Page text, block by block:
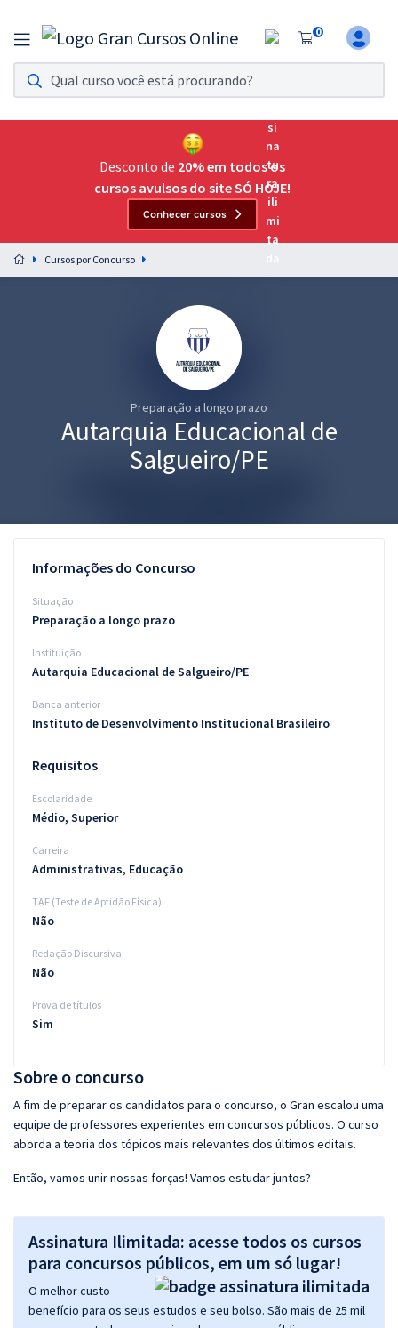
0
Assinatura Ilimitada 11
Acesso a todos os cursos. Teste grátis por 7 dias!
Assinatura OAB Até Passar
Acesso ilimitado a toda preparação para o Exame da
Preparação completa e intensiva para as principais
residências em saúde do Brasil
Conteúdo gratuito
Blog
Desconto de 20% em todos os
cursos avulsos do site SÓ HOJE!
Conhecer cursos
Cursos por Concurso
Preparação a longo prazo
Autarquia Educacional de
Salgueiro/PE
Sobre o concurso
A fim de preparar os candidatos para o concurso, o Gran escalou uma
equipe de professores experientes em concursos públicos. O curso
aborda a teoria dos tópicos mais relevantes dos últimos editais.
Então, vamos unir nossas forças! Vamos estudar juntos?
Assinatura Ilimitada: acesse todos os cursos
para concursos públicos, em um só lugar!
O melhor custo
benefício para os seus estudos e seu bolso. São mais de 25 mil
Informações do Concurso
Situação
Preparação a longo prazo
Instituição
Autarquia Educacional de Salgueiro/PE
Banca anterior
Instituto de Desenvolvimento Institucional Brasileiro
Requisitos
Escolaridade
Médio, Superior
Carreira
Administrativas, Educação
TAF (Teste de Aptidão Física)
Não
Redação Discursiva
Não
Prova de títulos
Sim